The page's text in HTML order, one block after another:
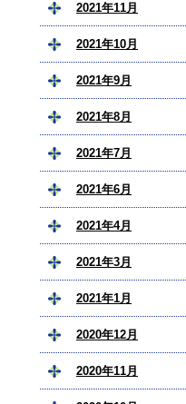
2021年11月
2021年10月
2021年9月
2021年8月
2021年7月
2021年6月
2021年4月
2021年3月
2021年1月
2020年12月
2020年11月